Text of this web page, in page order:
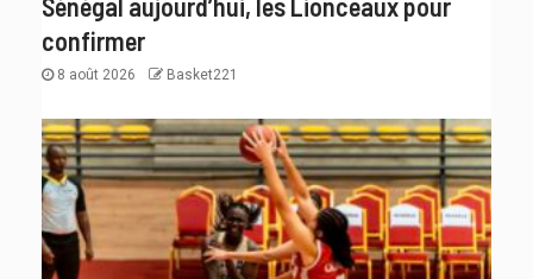
confirmer
8 août 2026 Basket221